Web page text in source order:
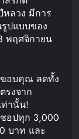
ลวง มีการ
ปแบบของ
พฤศจิกายน
อบคุณ ลดทั้ง
รงจาก
านั้น!
อปทุก 3,000
บาท และ